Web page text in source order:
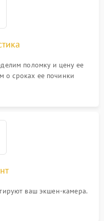
поломку и цену ее
о сроках ее починки
ваш экшен-камера.